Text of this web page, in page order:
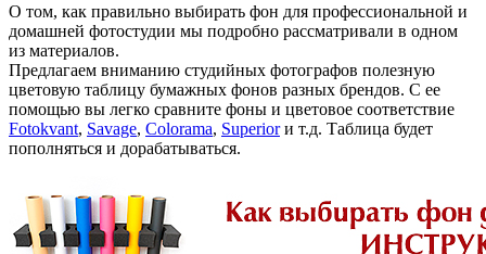
О том, как правильно выбирать фон для профессиональной и
домашней фотостудии мы подробно рассматривали в одном
из материалов.
Предлагаем вниманию студийных фотографов полезную
цветовую таблицу бумажных фонов разных брендов. С ее
помощью вы легко сравните фоны и цветовое соответствие
Fotokvant, Savage, Colorama, Superiorи т.д. Таблица будет
пополняться и дорабатываться.